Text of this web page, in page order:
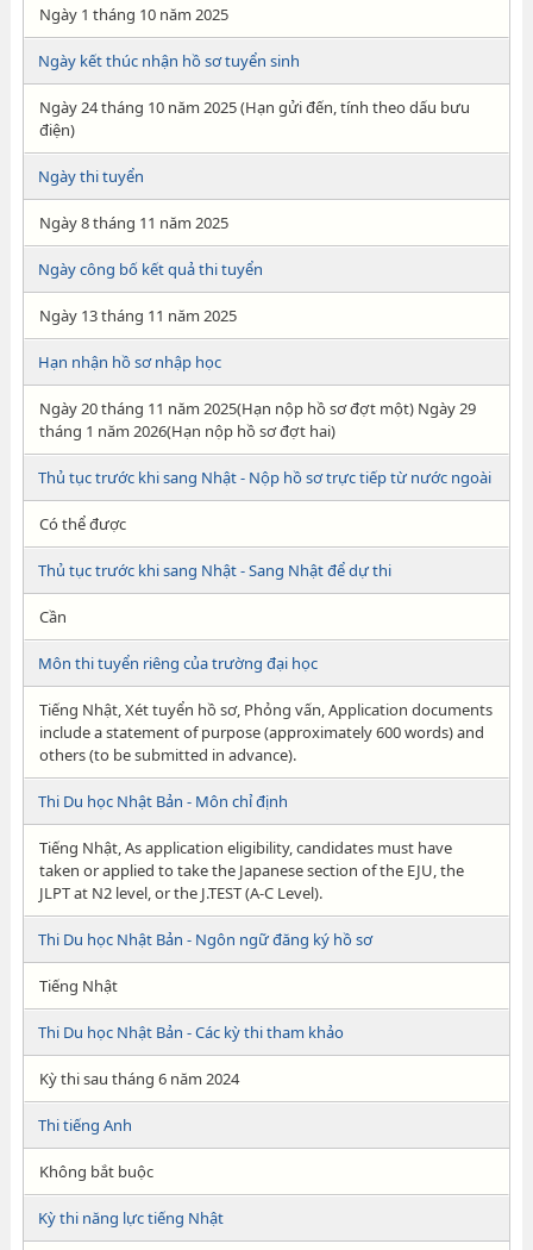
Ngày 1 tháng 10 năm 2025
Ngày kết thúc nhận hồ sơ tuyển sinh
Ngày 24 tháng 10 năm 2025 (Hạn gửi đến, tính theo dấu bưu
điện)
Ngày thi tuyển
Ngày 8 tháng 11 năm 2025
Ngày công bố kết quả thi tuyển
Ngày 13 tháng 11 năm 2025
Hạn nhận hồ sơ nhập học
Ngày 20 tháng 11 năm 2025(Hạn nộp hồ sơ đợt một) Ngày 29
tháng 1 năm 2026(Hạn nộp hồ sơ đợt hai)
Thủ tục trước khi sang Nhật - Nộp hồ sơ trực tiếp từ nước ngoài
Có thể được
Thủ tục trước khi sang Nhật - Sang Nhật để dự thi
Cần
Môn thi tuyển riêng của trường đại học
Tiếng Nhật, Xét tuyển hồ sơ, Phỏng vấn, Application documents
include a statement of purpose (approximately 600 words) and
others (to be submitted in advance).
Thi Du học Nhật Bản - Môn chỉ định
Tiếng Nhật, As application eligibility, candidates must have
taken or applied to take the Japanese section of the EJU, the
JLPT at N2 level, or the J.TEST (A-C Level).
Thi Du học Nhật Bản - Ngôn ngữ đăng ký hồ sơ
Tiếng Nhật
Thi Du học Nhật Bản - Các kỳ thi tham khảo
Kỳ thi sau tháng 6 năm 2024
Thi tiếng Anh
Không bắt buộc
Kỳ thi năng lực tiếng Nhật